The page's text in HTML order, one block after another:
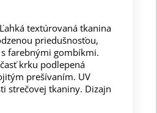
textúrovaná tkanina
priedušnosťou,
farebnými gombíkmi.
krku podlepená
prešívaním. UV
strečovej tkaniny. Dizajn